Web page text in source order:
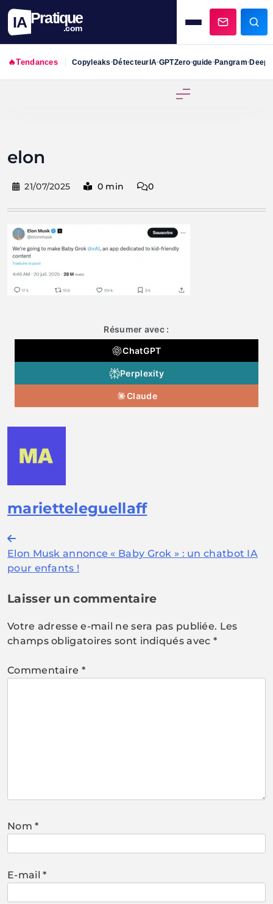
IA Pratique
.com
🔥Tendances Copyleaks •DétecteurIA•GPTZero•guide•Pangram•
elon
21/07/2025 0 min 0
Résumer avec :
ChatGPT
Perplexity
Claude
marietteleguellaff
Navigation
de
Elon Musk annonce « Baby Grok » : un chatbot IA
pour enfants !
Laisser un commentaire
Votre adresse e-mail ne sera pas publiée. Les
champs obligatoires sont indiqués avec *
Commentaire *
Nom*
E-mail*